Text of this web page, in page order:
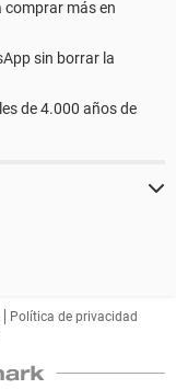
comprar más en
sin borrar la
de 4.000 años de
Política de privacidad